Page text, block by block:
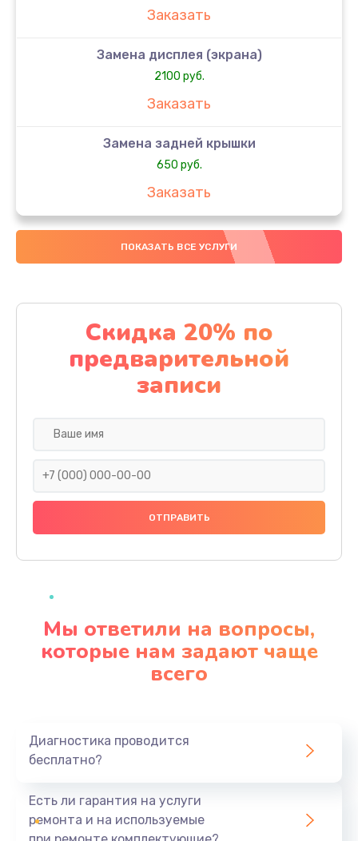
Заказать
Замена дисплея (экрана)
2100 руб.
Заказать
Замена задней крышки
650 руб.
Заказать
Замена аккумулятора
4000 руб.
Замена материнской платы
1100 руб.
Заказать
Замена праймера
1000 руб.
Заказать
Профилактическая чистка
Заказать
ПОКАЗАТЬ ВСЕ УСЛУГИ
Скидка 20% по
предварительной
записи
Мы ответили на вопросы,
которые нам задают чаще
всего
Диагностика проводится
бесплатно?
Есть ли гарантия на услуги
ремонта и на используемые